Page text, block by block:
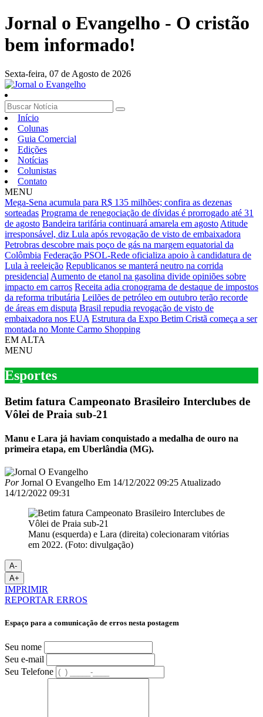
Jornal o Evangelho - O cristão
bem informado!
Sexta-feira, 07 de Agosto de 2026
Início
Colunas
Guia Comercial
Edições
Notícias
Colunistas
Contato
MENU
Mega-Sena acumula para R$ 135 milhões; confira as dezenas
sorteadas Programa de renegociação de dívidas é prorrogado até 31
de agosto Bandeira tarifária continuará amarela em agosto Atitude
irresponsável, diz Lula após revogação de visto de embaixadora
Petrobras descobre mais poço de gás na margem equatorial da
Colômbia Federação PSOL-Rede oficializa apoio à candidatura de
Lula à reeleição Republicanos se manterá neutro na corrida
presidencial Aumento de etanol na gasolina divide opiniões sobre
impacto em carros Receita adia cronograma de destaque de impostos
da reforma tributária Leilões de petróleo em outubro terão recorde
de áreas em disputa Brasil repudia revogação de visto de
embaixadora nos EUA Estrutura da Expo Betim Cristã começa a ser
montada no Monte Carmo Shopping
EM ALTA
MENU
Esportes
Betim fatura Campeonato Brasileiro Interclubes de
Vôlei de Praia sub-21
Manu e Lara já haviam conquistado a medalha de ouro na
primeira etapa, em Uberlândia (MG).
PorJornal O Evangelho Em 14/12/2022 09:25 Atualizado
14/12/2022 09:31
Manu (esquerda) e Lara (direita) colecionaram vitórias
em 2022. (Foto: divulgação)
A-
A+
IMPRIMIR
REPORTAR ERROS
Espaço para a comunicação de erros nesta postagem
Seu nome
Seu e-mail
Seu Telefone